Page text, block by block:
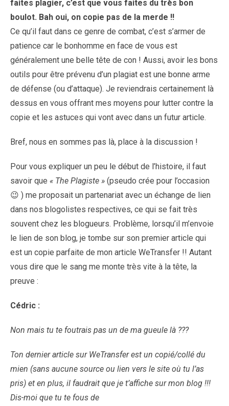
faites plagier, c’est que vous faites du très bon
boulot. Bah oui, on copie pas de la merde !!
Ce qu’il faut dans ce genre de combat, c’est s’armer de
patience car le bonhomme en face de vous est
généralement une belle tête de con ! Aussi, avoir les bons
outils pour être prévenu d’un plagiat est une bonne arme
de défense (ou d’attaque). Je reviendrais certainement là
dessus en vous offrant mes moyens pour lutter contre la
copie et les astuces qui vont avec dans un futur article.
Bref, nous en sommes pas là, place à la discussion !
Pour vous expliquer un peu le début de l’histoire, il faut
savoir que « The Plagiste » (pseudo crée pour l’occasion
😉 ) me proposait un partenariat avec un échange de lien
dans nos blogolistes respectives, ce qui se fait très
souvent chez les blogueurs. Problème, lorsqu’il m’envoie
le lien de son blog, je tombe sur son premier article qui
est un copie parfaite de mon article WeTransfer !! Autant
vous dire que le sang me monte très vite à la tête, la
preuve :
Cédric :
Non mais tu te foutrais pas un de ma gueule là ???
Ton dernier article sur WeTransfer est un copié/collé du
mien (sans aucune source ou lien vers le site où tu l’as
pris) et en plus, il faudrait que je t’affiche sur mon blog !!!
Dis-moi que tu te fous de